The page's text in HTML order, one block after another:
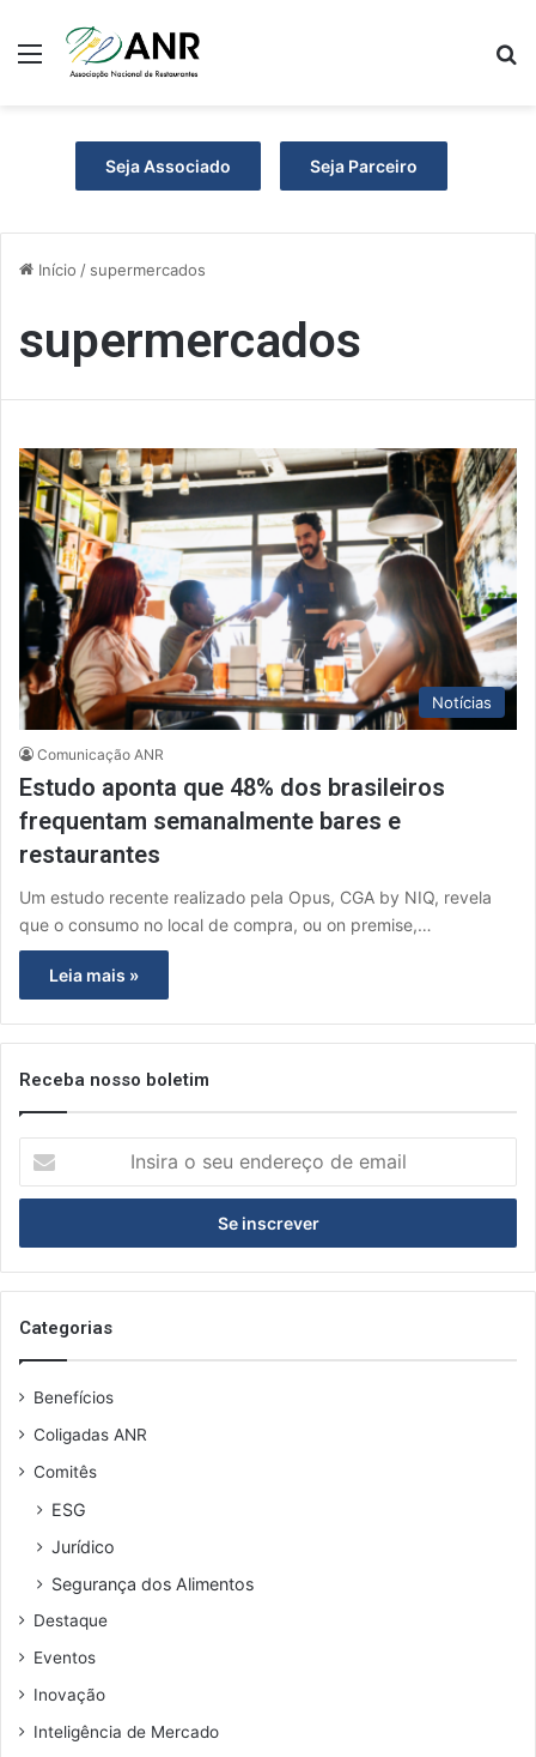
Menu
Seja Associado Seja Parceiro
Início / supermercados
supermercados
Notícias
Comunicação ANR
Estudo aponta que 48% dos brasileiros
frequentam semanalmente bares e
restaurantes
Um estudo recente realizado pela Opus, CGA by NIQ, revela
que o consumo no local de compra, ou on premise,…
Leia mais »
Receba nosso boletim
s
r
a
s
e
n
e
e
e
a
i
Categorias
Benefícios
Coligadas ANR
Comitês
ESG
Jurídico
Segurança dos Alimentos
Destaque
Eventos
Inovação
Inteligência de Mercado